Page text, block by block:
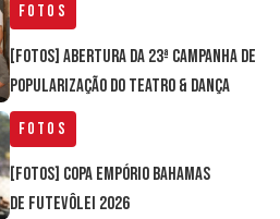
Fotos
[FOTOS] Abertura da 23ª Campanha de
Popularização do Teatro & Dança
Fotos
[FOTOS] Copa Empório Bahamas
de Futevôlei 2026